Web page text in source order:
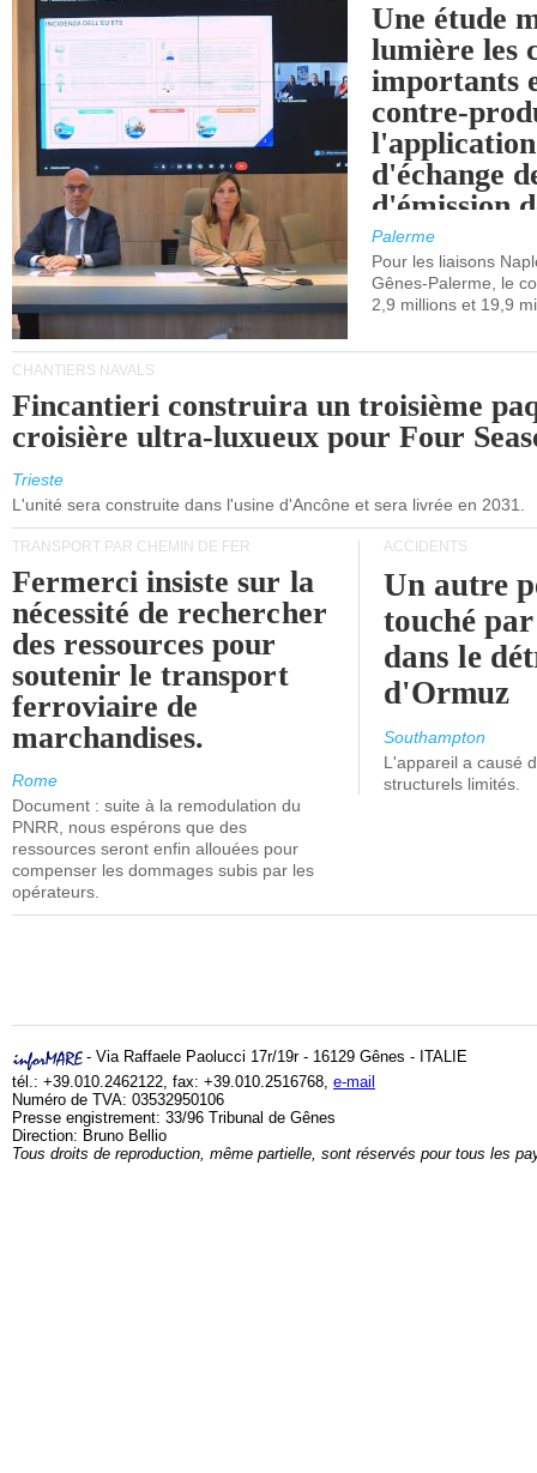
Une étude
lumière les
importants
contre-
d'échange
d'émission
(SEQE-UE)
maritimes
occidentale.
Palerme
Pour les liaisons
Gênes-Palerme, le
2,9 millions et 19,9
CHANTIERS NAVALS
Fincantieri construira un troisième
croisière ultra-luxueux pour Four
Trieste
L'unité sera construite dans l'usine d'Ancône et sera livrée en 2031.
TRANSPORT PAR CHEMIN DE FER
Fermerci insiste sur la
nécessité de rechercher
des ressources pour
soutenir le transport
ferroviaire de
marchandises.
Rome
Document : suite à la remodulation du
PNRR, nous espérons que des
ressources seront enfin allouées pour
compenser les dommages subis par les
opérateurs.
ACCIDENTS
Un autre
touché
dans le
d'Ormuz
Southampton
L'appareil a causé
structurels limités.
- Via Raffaele Paolucci 17r/19r - 16129 Gênes - ITALIE
tél.: +39.010.2462122, fax: +39.010.2516768, e-mail
Numéro de TVA: 03532950106
Presse engistrement: 33/96 Tribunal de Gênes
Direction: Bruno Bellio
Tous droits de reproduction, même partielle, sont réservés pour tous les